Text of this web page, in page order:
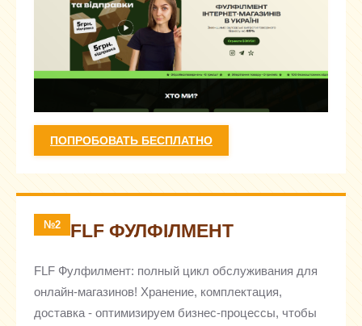
ПОПРОБОВАТЬ БЕСПЛАТНО
№2 FLF ФУЛФІЛМЕНТ
FLF Фулфилмент: полный цикл обслуживания для
онлайн-магазинов! Хранение, комплектация,
доставка - оптимизируем бизнес-процессы, чтобы